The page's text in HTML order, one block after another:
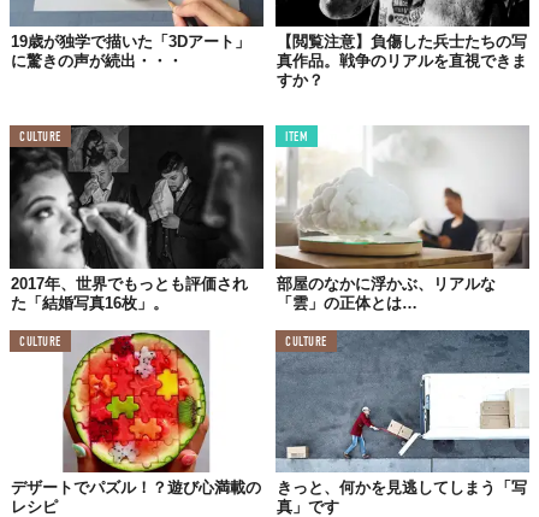
たとえば、シネマトグラフを用いた「フレンチトースト」の作り
方を見てみましょう。目の前で実際に誰かに作ってもらっている
ような新鮮な感覚。
19歳が独学で描いた「3Dアート」
に驚きの声が続出・・・
【閲覧注意】負傷した兵士たちの写
真作品。戦争のリアルを直視できま
すか？
CULTURE
2017年、世界でもっとも評価され
た「結婚写真16枚」。
ITEM
部屋のなかに浮かぶ、リアルな
「雲」の正体とは…
CULTURE
デザートでパズル！？遊び心満載の
レシピ
CULTURE
きっと、何かを見逃してしまう「写
真」です